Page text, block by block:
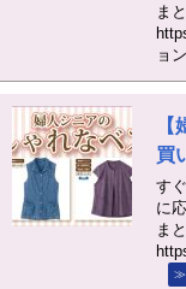
ま
ョ
買
す
に
ま
≫